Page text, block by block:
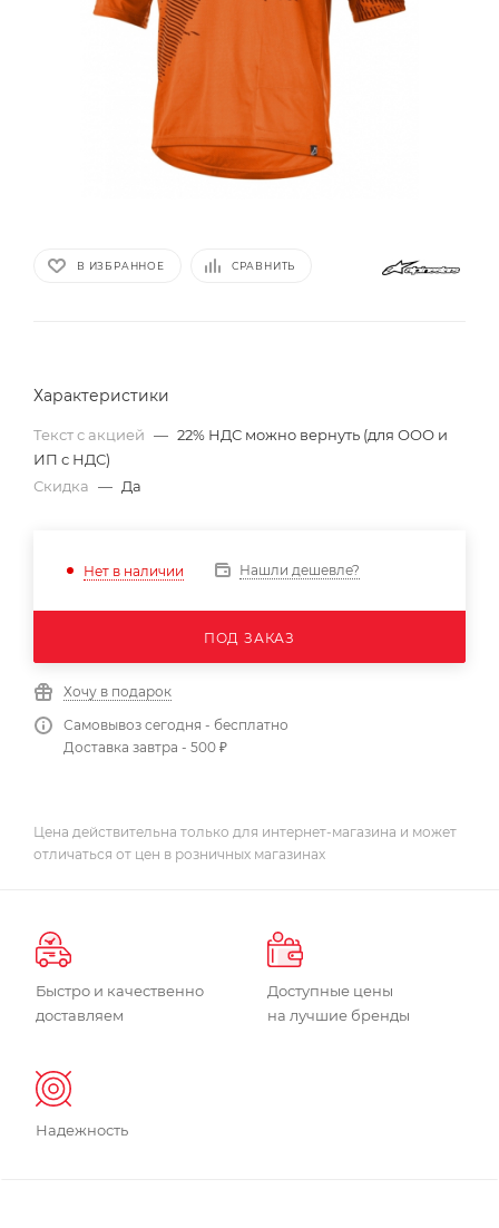
В ИЗБРАННОЕ СРАВНИТЬ
Характеристики
Текст с акцией — 22% НДС можно вернуть (для ООО и
ИП с НДС)
Скидка — Да
Нет в наличии Нашли дешевле?
ПОД ЗАКАЗ
Хочу в подарок
Самовывоз сегодня - бесплатно
Доставка завтра - 500 ₽
Цена действительна только для интернет-магазина и может
отличаться от цен в розничных магазинах
Быстро и качественно
доставляем
Доступные цены
на лучшие бренды
Надежность